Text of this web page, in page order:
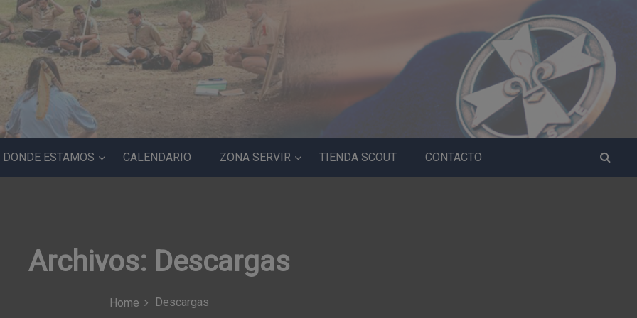
DONDE ESTAMOS CALENDARIO ZONA SERVIR TIENDA SCOUT CONTACTO
Archivos: Descargas
Home Descargas